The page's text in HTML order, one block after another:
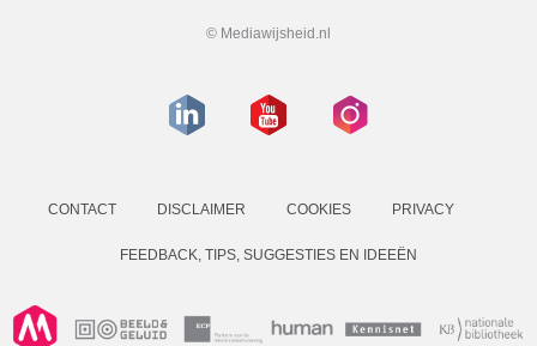
© Mediawijsheid.nl
CONTACT DISCLAIMER COOKIES PRIVACY
FEEDBACK, TIPS, SUGGESTIES EN IDEEËN